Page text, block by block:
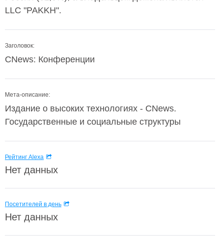
LLC "PAKKH".
Заголовок:
CNews: Конференции
Мета-описание:
Издание о высоких технологиях - CNews.
Государственные и социальные структуры
Рейтинг Alexa
Нет данных
Посетителей в день
Нет данных